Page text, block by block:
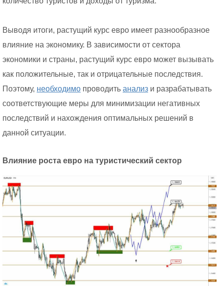
Выводя итоги, растущий курс евро имеет разнообразное
влияние на экономику. В зависимости от сектора
экономики и страны, растущий курс евро может вызывать
как положительные, так и отрицательные последствия.
Поэтому, необходимо проводить анализ и разрабатывать
соответствующие меры для минимизации негативных
последствий и нахождения оптимальных решений в
данной ситуации.
Влияние роста евро на туристический сектор